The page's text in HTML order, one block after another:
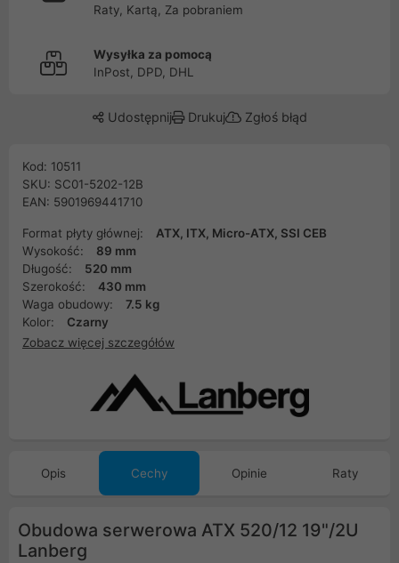
Raty, Kartą, Za pobraniem
Wysyłka za pomocą
InPost, DPD, DHL
Udostępnij Drukuj Zgłoś błąd
Kod: 10511
SKU: SC01-5202-12B
EAN: 5901969441710
Format płyty głównej:
ATX, ITX, Micro-ATX, SSI CEB
Wysokość:
89 mm
Długość:
520 mm
Szerokość:
430 mm
Waga obudowy:
7.5 kg
Kolor:
Czarny
Zobacz więcej szczegółów
Opis Cechy Opinie Raty
Obudowa serwerowa ATX 520/12 19"/2U
Lanberg